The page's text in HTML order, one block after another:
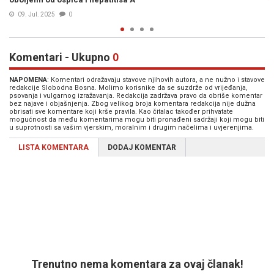
06. Maj 2025
Komentari - Ukupno 0
NAPOMENA: Komentari odražavaju stavove njihovih autora, a ne nužno i stavove
redakcije Slobodna Bosna. Molimo korisnike da se suzdrže od vrijeđanja,
psovanja i vulgarnog izražavanja. Redakcija zadržava pravo da obriše komentar
bez najave i objašnjenja. Zbog velikog broja komentara redakcija nije dužna
obrisati sve komentare koji krše pravila. Kao čitalac također prihvatate
mogućnost da među komentarima mogu biti pronađeni sadržaji koji mogu biti
u suprotnosti sa vašim vjerskim, moralnim i drugim načelima i uvjerenjima.
LISTA KOMENTARA DODAJ KOMENTAR
Trenutno nema komentara za ovaj članak!